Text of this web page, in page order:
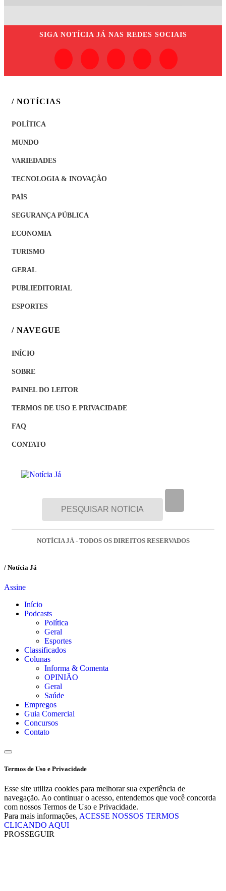
SIGA NOTÍCIA JÁ NAS REDES SOCIAIS
/ NOTÍCIAS
POLÍTICA
MUNDO
VARIEDADES
TECNOLOGIA & INOVAÇÃO
PAÍS
SEGURANÇA PÚBLICA
ECONOMIA
TURISMO
GERAL
PUBLIEDITORIAL
ESPORTES
/ NAVEGUE
INÍCIO
SOBRE
PAINEL DO LEITOR
TERMOS DE USO E PRIVACIDADE
FAQ
CONTATO
NOTÍCIA JÁ - TODOS OS DIREITOS RESERVADOS
/ Notícia Já
Assine
Início
Podcasts
Política
Geral
Esportes
Classificados
Colunas
Informa & Comenta
OPINIÃO
Geral
Saúde
Empregos
Guia Comercial
Concursos
Contato
Termos de Uso e Privacidade
Esse site utiliza cookies para melhorar sua experiência de
navegação. Ao continuar o acesso, entendemos que você concorda
com nossos Termos de Uso e Privacidade.
Para mais informações, ACESSE NOSSOS TERMOS
CLICANDO AQUI
PROSSEGUIR